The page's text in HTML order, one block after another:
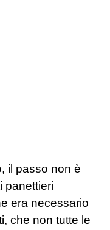
il passo non è
panettieri
era necessario
che non tutte le